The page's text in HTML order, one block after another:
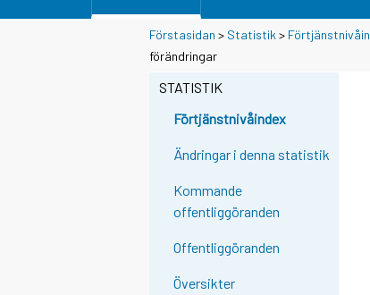
Förstasidan > Statistik >
förändringar
STATISTIK
Förtjänstnivåindex
Ändringar i denna statistik
Kommande
offentliggöranden
Offentliggöranden
Översikter